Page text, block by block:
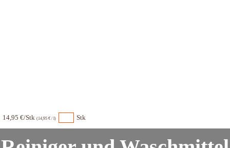
14,95 €/Stk (14,95 € / l) Stk